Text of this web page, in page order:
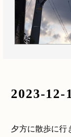
2023-12-
夕方に散歩に行